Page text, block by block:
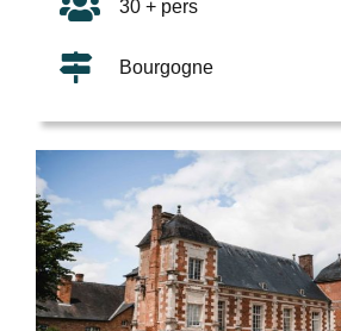
30 + pers
Bourgogne